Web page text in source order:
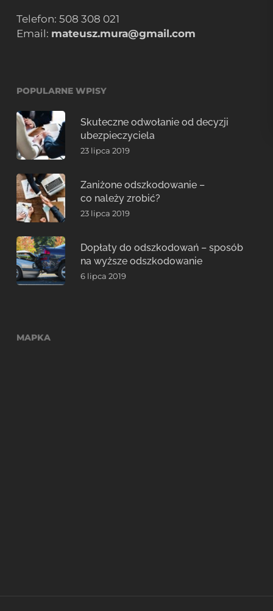
Telefon: 508 308 021
Email: mateusz.mura@gmail.com
POPULARNE WPISY
Skuteczne odwołanie od decyzji
ubezpieczyciela
23 lipca 2019
Zaniżone odszkodowanie –
co należy zrobić?
23 lipca 2019
Dopłaty do odszkodowań – sposób
na wyższe odszkodowanie
6 lipca 2019
MAPKA